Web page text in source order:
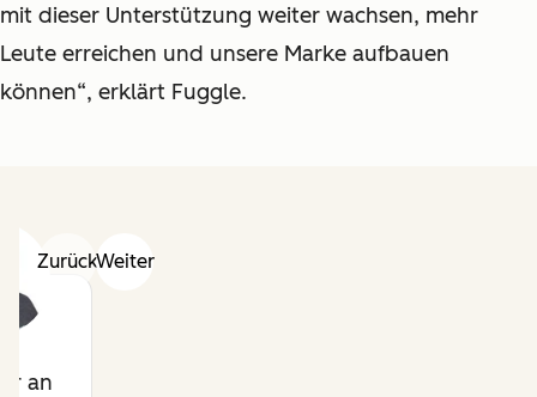
mit dieser Unterstützung weiter wachsen, mehr
Leute erreichen und unsere Marke aufbauen
können“, erklärt Fuggle.
ZurückWeiter
an